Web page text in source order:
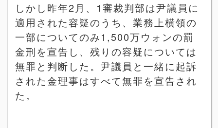
しかし昨年2月、 1 審裁判部は尹議員に
適用された容疑のうち、業務上横領の
一部についてのみ1,500万ウォンの罰
金刑を宣告し、残りの容疑については
無罪と判断した。尹議員と一緒に起訴
された金理事はすべて無罪を宣告され
た。